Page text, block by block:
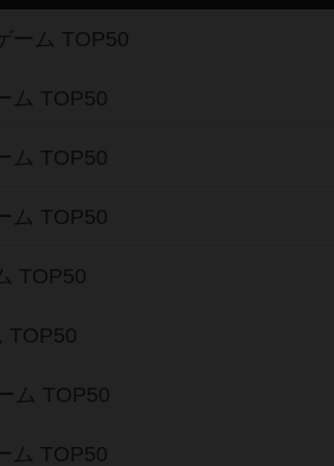
ーム TOP50
ム TOP50
ム TOP50
ム TOP50
TOP50
TOP50
ム TOP50
ム TOP50